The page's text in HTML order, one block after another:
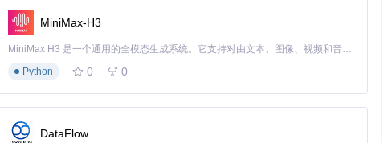
MiniMax-H3
MiniMax H3 是一个通用的全模态生成系统。它支持对由文本、图像、视频和音频组成的多模态上下文进行统一理解，并能生成分辨率高达 2K、时长可达 15 秒的带原生立体声音频的视频。得益于面向任务泛化的系统设计，H3 在预训练阶段就已具备广泛的多模态上下文理解与生成能力，能够出色地执行复杂的多模态指令。
Python
0 0
DataFlow